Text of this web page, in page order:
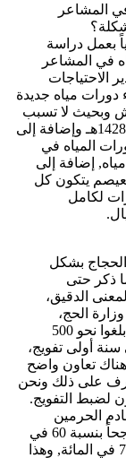
المشاعر
بعمل دراسة
في المشاعر
الاحتياجات
إلى إنشاء دورات مياه جديدة
وبحيث لا تسبب
أي إعاقة للحركة والمواصلات، وفي هذا العام 1428هـ وإضافة إلى
إنشاء 40 مجمعاً لدورات المياه في
كل مجمع من 20 دورة مياه, إضافة إلى
يتكون كل
لكامل
بشكل
ذكر حتى
الدقيق،
الحج،
ومجموعة كبيرة من المتعاونين من الجامعات بلغوا نحو 500
أولى تفويج،
تعاون واضح
على ذلك ونحن
لضبط التفويج.
الحرمين
الشريفين لأبحاث الحج يقول إن التفويج كان ناجحاً بنسبة 60 في
المائة, هذه السنة نطمح إلى أن تكون النسبة 70 في المائة, وهذا